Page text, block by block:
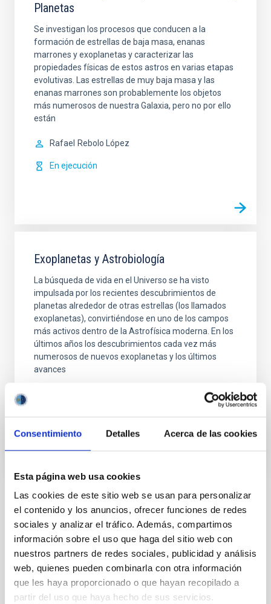
Consentimiento Detalles Acerca de las cookies
Esta página web usa cookies
Las cookies de este sitio web se usan para personalizar
el contenido y los anuncios, ofrecer funciones de redes
sociales y analizar el tráfico. Además, compartimos
información sobre el uso que haga del sitio web con
nuestros partners de redes sociales, publicidad y análisis
web, quienes pueden combinarla con otra información
que les haya proporcionado o que hayan recopilado a
partir del uso que haya hecho de sus servicios.
Planetas
Se investigan los procesos que conducen a la
formación de estrellas de baja masa, enanas
marrones y exoplanetas y caracterizar las
propiedades físicas de estos astros en varias etapas
evolutivas. Las estrellas de muy baja masa y las
enanas marrones son probablemente los objetos
más numerosos de nuestra Galaxia, pero no por ello
están
Rafael Rebolo López
En ejecución
Exoplanetas y Astrobiología
La búsqueda de vida en el Universo se ha visto
impulsada por los recientes descubrimientos de
planetas alrededor de otras estrellas (los llamados
exoplanetas), convirtiéndose en uno de los campos
más activos dentro de la Astrofísica moderna. En los
últimos años los descubrimientos cada vez más
numerosos de nuevos exoplanetas y los últimos
avances
En ejecución
TIPO
CON ÁRBITRO
Sistema Solar y Sistemas Planetarios (SEYSS)